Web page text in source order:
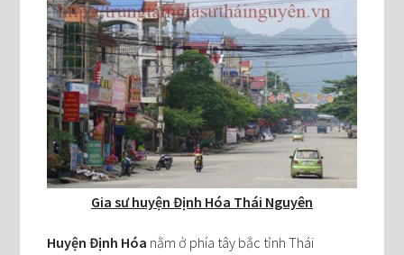
Gia sư huyện Định Hóa Thái Nguyên
Huyện Định Hóa nằm ở phía tây bắc tỉnh Thái